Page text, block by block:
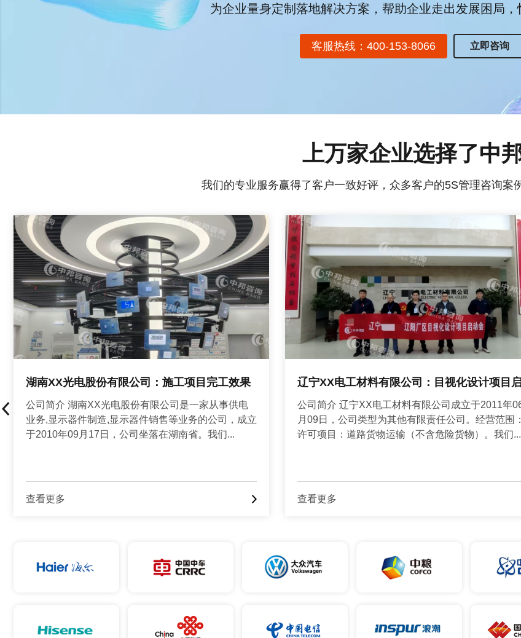
为企业量身定制落地解决方案，帮助企业走出发展困局
客服热线：400-153-8066 立即咨询
上万家企业选择了中
我们的专业服务赢得了客户一致好评，众多客户的5S管理咨询案
辽宁XX电工材料有限公司：目视化设计项目启
动会
公司简介 辽宁XX电工材料有限公司成立于2011年06
月09日，公司类型为其他有限责任公司。经营范围：
许可项目：道路货物运输（不含危险货物）。我们...
查看更多
任丘市XX塑业有限公司：精益生产项目二期启
动会
公司简介 任丘市XX塑业有限公司成立于2014年。
一个全新的卫浴品牌。公司位于卫浴行业的科技前沿
城市--厦门，优良的源产地基因，赋予了乐蒲卫浴与
查看更多